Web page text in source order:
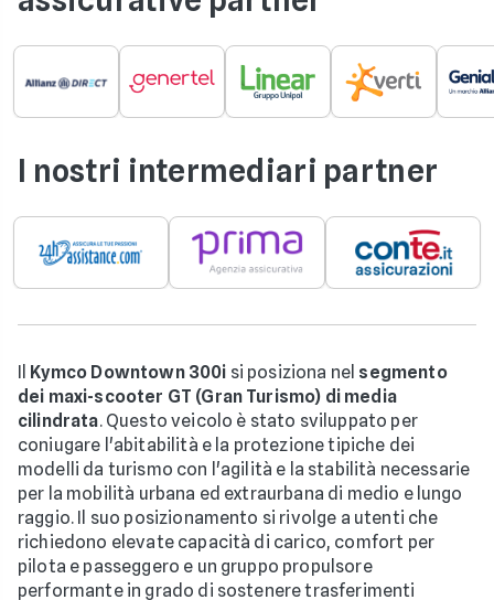
I nostri intermediari partner
Il Kymco Downtown 300i si posiziona nel segmento
dei maxi-scooter GT (Gran Turismo) di media
cilindrata. Questo veicolo è stato sviluppato per
coniugare l'abitabilità e la protezione tipiche dei
modelli da turismo con l'agilità e la stabilità necessarie
per la mobilità urbana ed extraurbana di medio e lungo
raggio. Il suo posizionamento si rivolge a utenti che
richiedono elevate capacità di carico, comfort per
pilota e passeggero e un gruppo propulsore
performante in grado di sostenere trasferimenti